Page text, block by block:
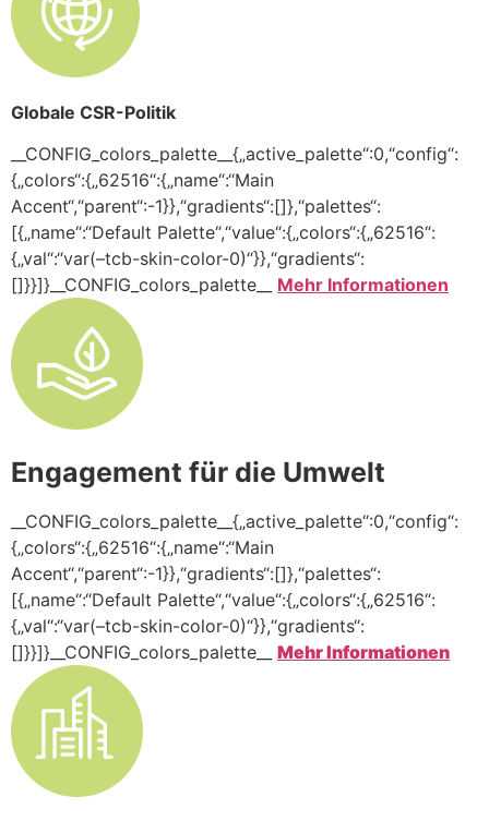
Globale CSR-Politik
__CONFIG_colors_palette__{„active_palette“:0,“config“:
{„colors“:{„62516“:{„name“:“Main
Accent“,“parent“:-1}},“gradients“:[]},“palettes“:
[{„name“:“Default Palette“,“value“:{„colors“:{„62516“:
{„val“:“var(–tcb-skin-color-0)“}},“gradients“:
[]}}]}__CONFIG_colors_palette__ Mehr Informationen
Engagement für die Umwelt
__CONFIG_colors_palette__{„active_palette“:0,“config“:
{„colors“:{„62516“:{„name“:“Main
Accent“,“parent“:-1}},“gradients“:[]},“palettes“:
[{„name“:“Default Palette“,“value“:{„colors“:{„62516“:
{„val“:“var(–tcb-skin-color-0)“}},“gradients“:
[]}}]}__CONFIG_colors_palette__ Mehr Informationen